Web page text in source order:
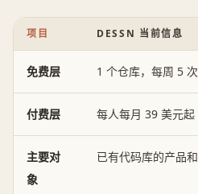
项目 DESSN 当前信息
免费层 1 个仓库，每周 5
付费层 每人每月 39 美元起
主要对
象
已有代码库的产品